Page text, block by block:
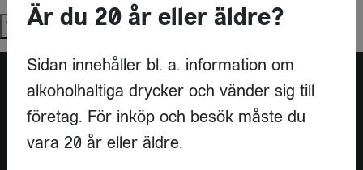
Try again
Är du leverantör?
Är du 20 år eller äldre?
Sidan innehåller bl. a. information om
alkoholhaltiga drycker och vänder sig till
företag. För inköp och besök måste du
vara 20 år eller äldre.